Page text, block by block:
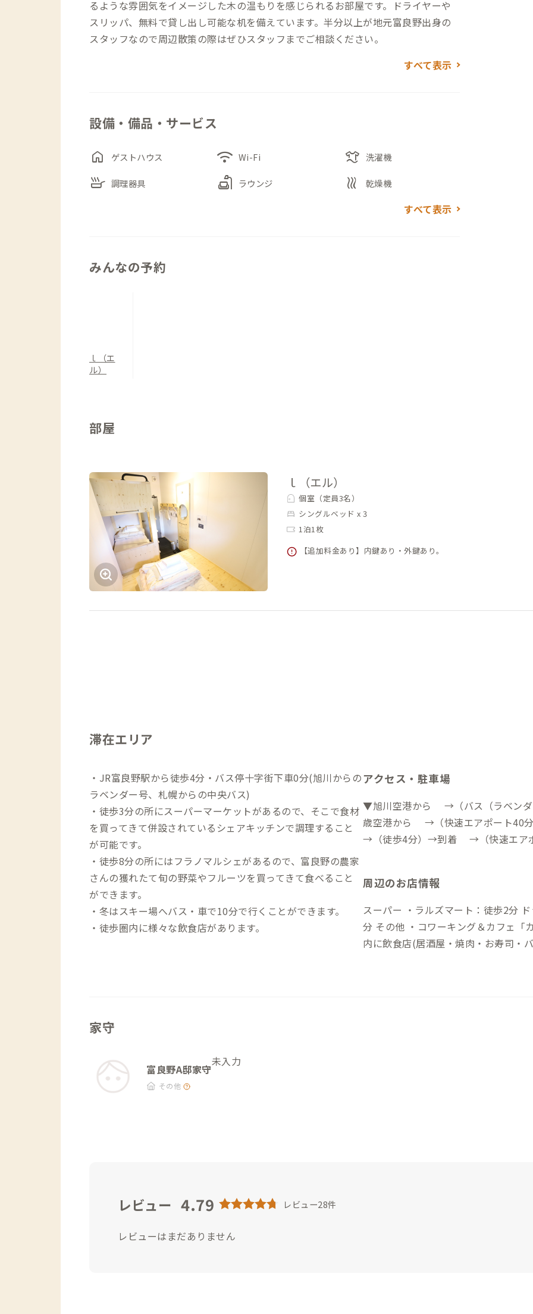
るような雰囲気をイメージした木の温もりを感じられるお部屋です。ドライヤーや
スリッパ、無料で貸し出し可能な机を備えています。半分以上が地元富良野出身の
スタッフなので周辺散策の際はぜひスタッフまでご相談ください。
すべて表示
設備・備品・サービス
home ゲストハウス wifi Wi-Fi laundry 洗濯機
skillet 調理器具 scene ラウンジ heat 乾燥機
すべて表示
みんなの予約
ｌ（エ
ル）
部屋
ｌ（エル）
個室（定員3名）
シングルベッド x 3
1泊1枚
【追加料金あり】内鍵あり・外鍵あり。
滞在エリア
・JR富良野駅から徒歩4分・バス停十字街下車0分(旭川からの
ラベンダー号、札幌からの中央バス)
・徒歩3分の所にスーパーマーケットがあるので、そこで食材
を買ってきて併設されているシェアキッチンで調理すること
が可能です。
・徒歩8分の所にはフラノマルシェがあるので、富良野の農家
さんの獲れたて旬の野菜やフルーツを買ってきて食べること
ができます。
・冬はスキー場へバス・車で10分で行くことができます。
・徒歩圏内に様々な飲食店があります。
アクセス・駐車場
▼旭川空港から →（バス（ラベン
歳空港から →（快速エアポート40
→（徒歩4分）→到着 →（快速エア
周辺のお店情報
スーパー ・ラルズマート：徒歩2分 ドラッグストア ・ツルハドラッグ：徒歩1
分 その他 ・コワーキング＆カフェ「カフェ＆コー」：徒歩2分 他、徒歩5分圏
内に飲食店(居酒屋・焼肉・お寿司・
家守
富良野A邸家守
その他
未入力
レビュー 4.79 レビュー28件
レビューはまだありません